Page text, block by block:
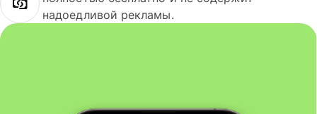
надоедливой рекламы.